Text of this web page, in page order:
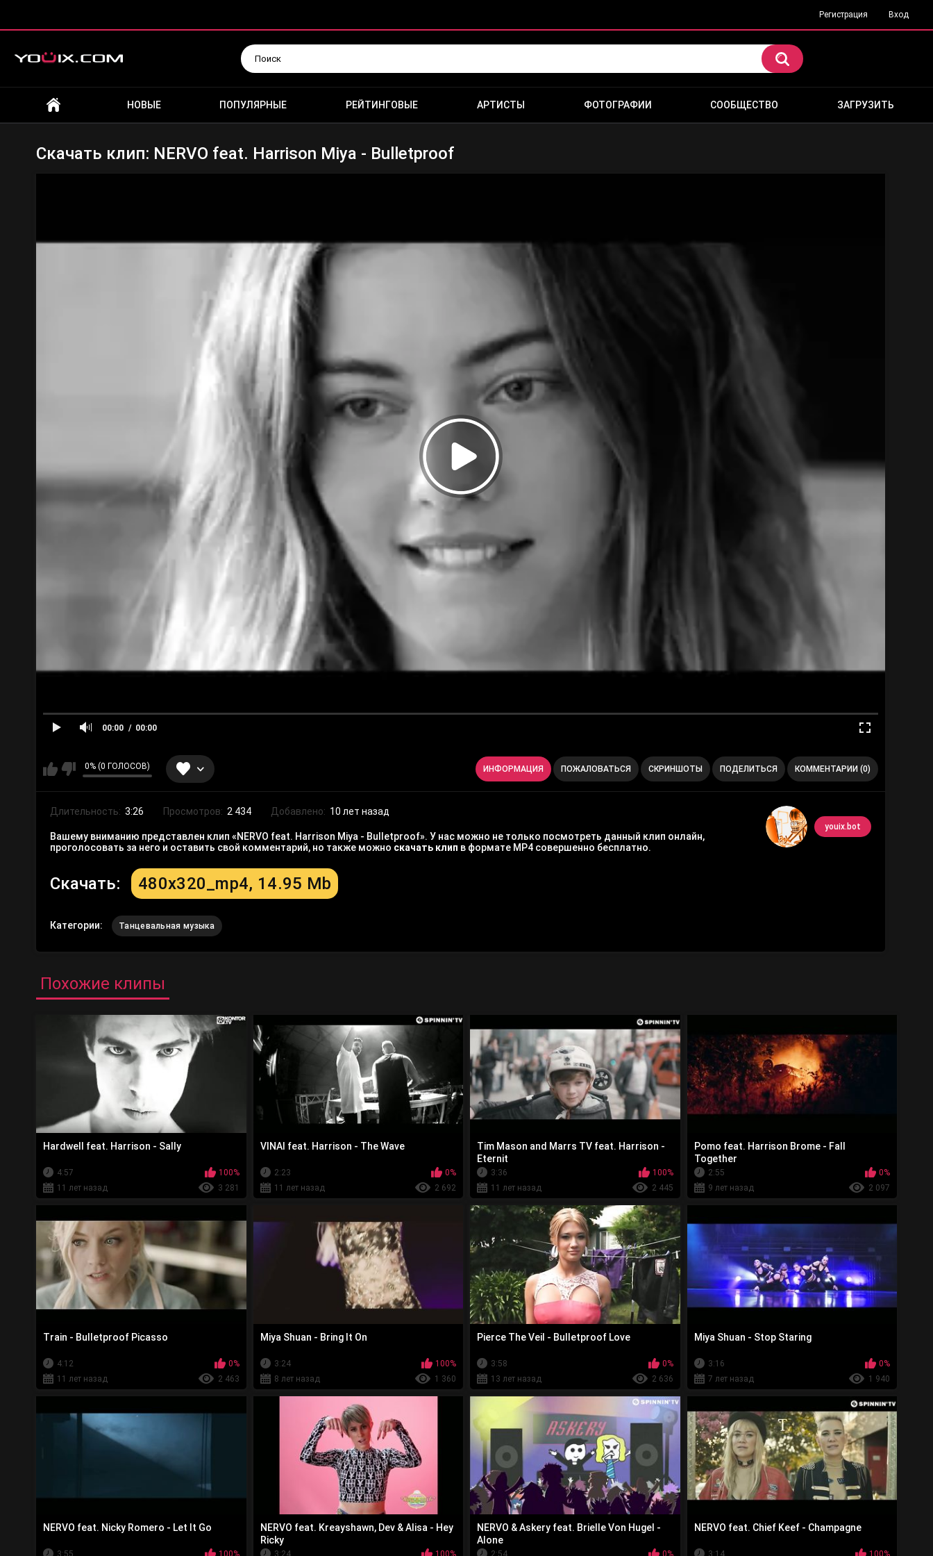
Регистрация Вход
НОВЫЕ ПОПУЛЯРНЫЕ РЕЙТИНГОВЫЕ АРТИСТЫ ФОТОГРАФИИ СООБЩЕСТВО ЗАГРУЗИТЬ
Скачать клип: NERVO feat. Harrison Miya - Bulletproof
00:00 00:00
0% (0 ГОЛОСОВ) ИНФОРМАЦИЯ ПОЖАЛОВАТЬСЯ СКРИНШОТЫ ПОДЕЛИТЬСЯ КОММЕНТАРИИ (0)
youix.bot
Длительность: 3:26 Просмотров: 2 434 Добавлено: 10 лет назад
Вашему вниманию представлен клип «NERVO feat. Harrison Miya - Bulletproof». У нас можно не только посмотреть данный клип онлайн,
проголосовать за него и оставить свой комментарий, но также можно скачать клип в формате MP4 совершенно бесплатно.
Скачать: 480x320_mp4, 14.95 Mb
Категории: Танцевальная музыка
Похожие клипы
Hardwell feat. Harrison - Sally
4:57
100%
11 лет назад
3 281
VINAI feat. Harrison - The Wave
2:23
0%
11 лет назад
2 692
Tim Mason and Marrs TV feat. Harrison -
Eternit
3:36
100%
11 лет назад
2 445
Pomo feat. Harrison Brome - Fall
Together
2:55
0%
9 лет назад
2 097
Train - Bulletproof Picasso
4:12
0%
11 лет назад
2 463
Miya Shuan - Bring It On
3:24
100%
8 лет назад
1 360
Pierce The Veil - Bulletproof Love
3:58
0%
13 лет назад
2 636
Miya Shuan - Stop Staring
3:16
0%
7 лет назад
1 940
NERVO feat. Nicky Romero - Let It Go
3:55 100%
NERVO feat. Kreayshawn, Dev & Alisa - Hey
Ricky
3:24 100%
NERVO & Askery feat. Brielle Von Hugel -
Alone
2:54 0%
NERVO feat. Chief Keef - Champagne
3:14 100%